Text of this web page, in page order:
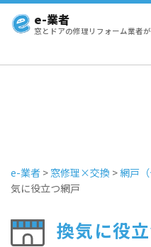
e-業者
窓とドアの修理リフォーム業者
e-業者 > 窓修理×交換 >網戸
気に役立つ網戸
換気に役